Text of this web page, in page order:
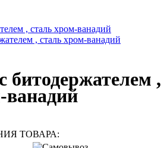
, сталь хром-ванадий
битодержателем ,
ванадий
ТОВАРА: